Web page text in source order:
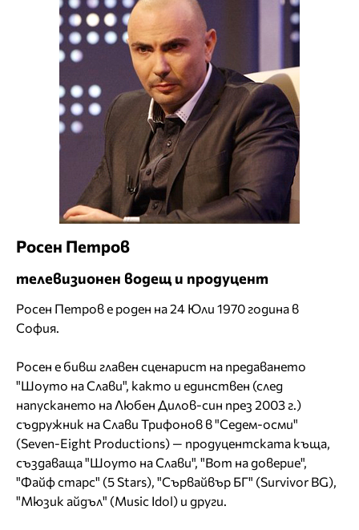
Росен Петров
телевизионен водещ и продуцент
Росен Петров е роден на 24 Юли 1970 година в
София.
Росен е бивш главен сценарист на предаването
"Шоуто на Слави", както и единствен (след
напускането на Любен Дилов-син през 2003 г.)
съдружник на Слави Трифонов в "Седем-осми"
(Seven-Eight Productions) — продуцентската къща,
създаваща "Шоуто на Слави", "Вот на доверие",
"Файф старс" (5 Stars), "Сървайвър БГ" (Survivor BG),
"Мюзик айдъл" (Music Idol) и други.